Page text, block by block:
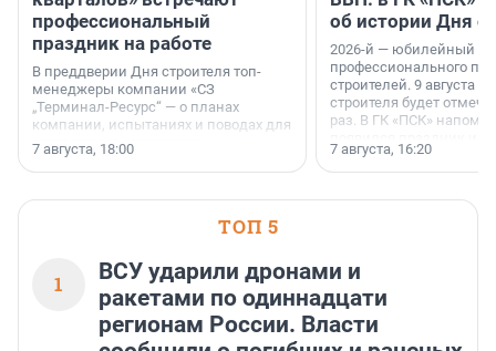
профессиональный
праздник на работе
В преддверии Дня строителя топ-
менеджеры компании «СЗ
„Терминал-Ресурс“ — о планах
компании, испытаниях и поводах для
осторожного оптимизма.
7 августа, 18:00
об истории Дня
2026-й — юбилейный
профессионального
строителей. 9 августа
строителя будет
раз. В ГК «ПСК»
поменялась роль
7 августа, 16:20
ТОП 5
1
ВСУ ударили дронами и
ракетами по одиннадцати
регионам России. Власти